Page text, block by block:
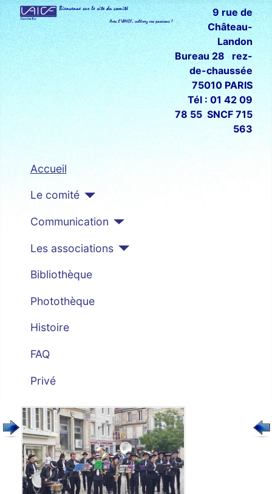
9 rue de
Château-
Landon
Bureau 28 rez-
de-chaussée
75010 PARIS
Tél : 01 42 09
78 55 SNCF 715
563
Accueil
Le comité
Communication
Les associations
Bibliothèque
Photothèque
Histoire
FAQ
Privé